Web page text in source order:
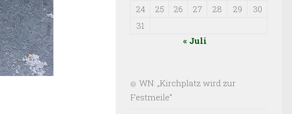
24
25 26 27 28 29
30
31
« Juli
WN: „Kirchplatz wird zur
Festmeile“